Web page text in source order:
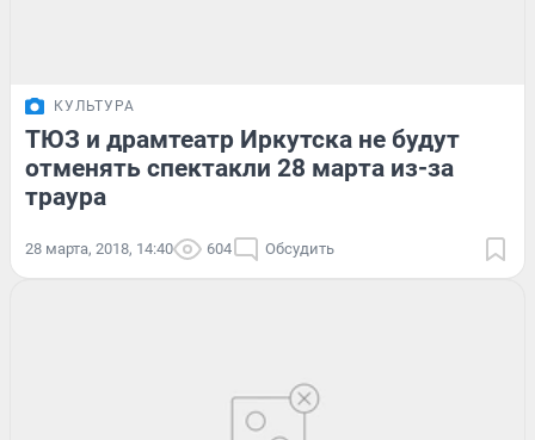
КУЛЬТУРА
ТЮЗ и драмтеатр Иркутска не будут
отменять спектакли 28 марта из-за
траура
28 марта, 2018, 14:40 604 Обсудить